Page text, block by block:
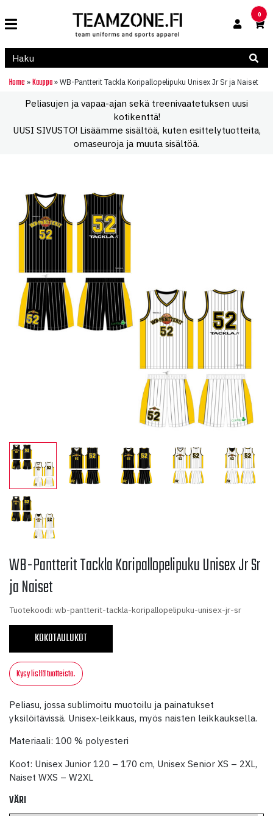
0
Home » Kauppa » WB-Pantterit Tackla Koripallopelipuku Unisex Jr Sr ja Naiset
Peliasujen ja vapaa-ajan sekä treenivaatetuksen uusi
kotikenttä!
UUSI SIVUSTO! Lisäämme sisältöä, kuten esittelytuotteita,
omaseuroja ja muuta sisältöä.
WB-Pantterit Tackla Koripallopelipuku Unisex Jr Sr
ja Naiset
Tuotekoodi: wb-pantterit-tackla-koripallopelipuku-unisex-jr-sr
KOKOTAULUKOT
Kysy lisää tuotteista.
Peliasu, jossa sublimoitu muotoilu ja painatukset
yksilöitävissä. Unisex-leikkaus, myös naisten leikkauksella.
Materiaali: 100 % polyesteri
Koot: Unisex Junior 120 – 170 cm, Unisex Senior XS – 2XL,
Naiset WXS – W2XL
VÄRI